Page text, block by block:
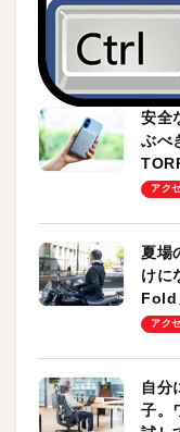
安全
ぶべ
ーも
アク
夏場
けに
Fold
却プ
アク
自分
子。